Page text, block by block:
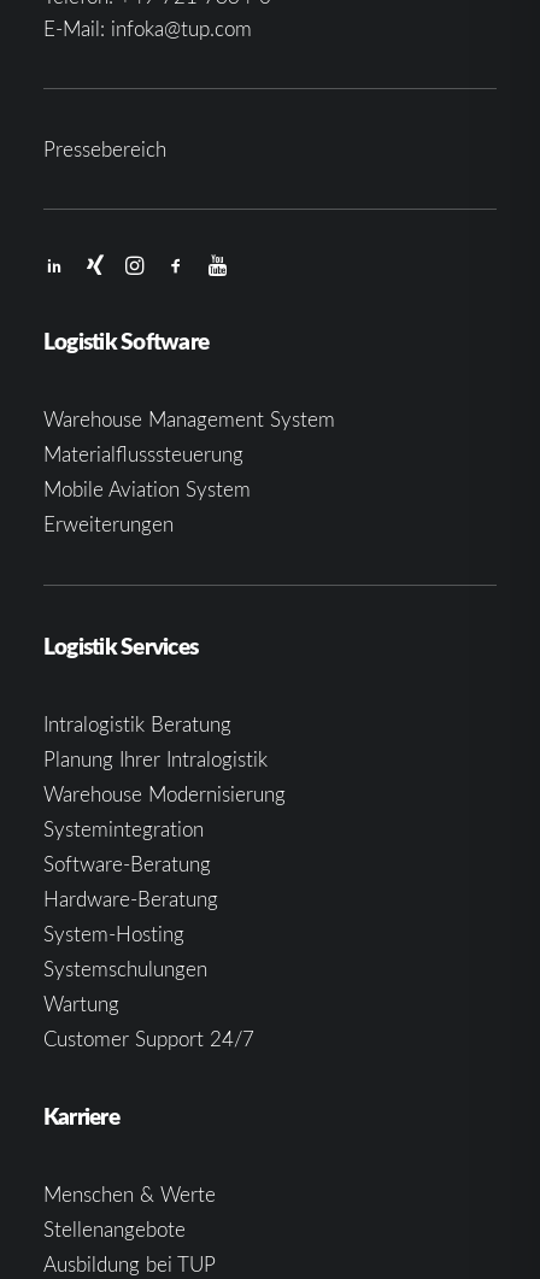
E-Mail: infoka@tup.com
Pressebereich
Logistik Software
Warehouse Management System
Materialflusssteuerung
Mobile Aviation System
Erweiterungen
Logistik Services
Intralogistik Beratung
Planung Ihrer Intralogistik
Warehouse Modernisierung
Systemintegration
Software-Beratung
Hardware-Beratung
System-Hosting
Systemschulungen
Wartung
Customer Support 24/7
Karriere
Menschen & Werte
Stellenangebote
Ausbildung bei TUP